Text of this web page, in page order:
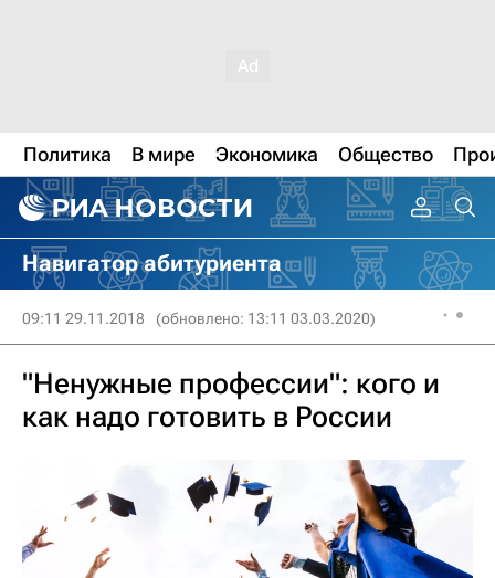
Политика В мире Экономика Общество
Навигатор абитуриента
09:11 29.11.2018 (обновлено: 13:11 03.03.2020)
"Ненужные профессии": кого и
как надо готовить в России